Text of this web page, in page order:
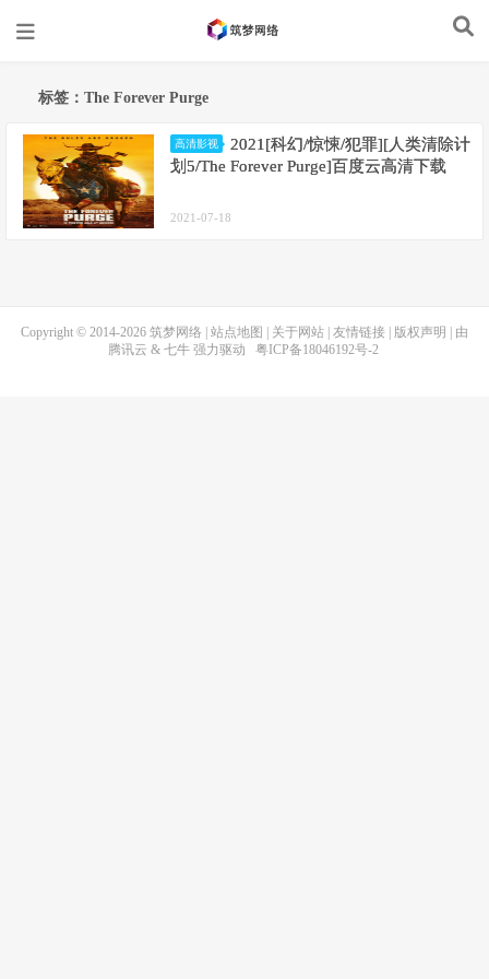
标签：The Forever Purge
高清影视
2021[科幻/惊悚/犯罪][人类清除计
划5/The Forever Purge]百度云高清下载
2021-07-18
Copyright © 2014-2026 筑梦网络 站点地图 关于网站 友情链接 版权声明
| 由
腾讯云 & 七牛强力驱动 粤ICP备18046192号-2